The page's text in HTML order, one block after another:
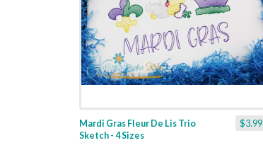
$3.99
Mardi Gras Fleur De Lis Trio
Sketch - 4 Sizes